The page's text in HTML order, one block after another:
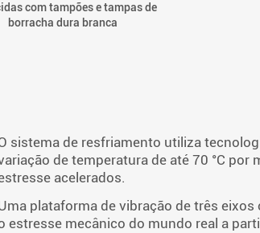
com tampões e tampas de
borracha dura branca
sistema de resfriamento utiliza
de temperatura de até 70 °C
acelerados.
plataforma de vibração de três
estresse mecânico do mundo real a